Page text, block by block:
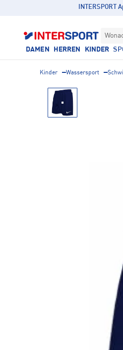
INTERSPORT
DAMEN HERREN KINDER
Kinder Wassersport